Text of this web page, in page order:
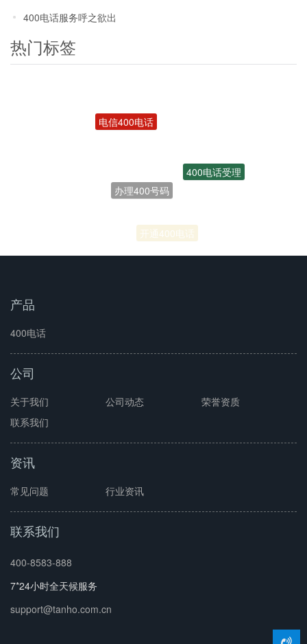
400电话服务呼之欲出
热门标签
开通400电话
联通400电话
400电话受理
电信400电话
产品
400电话
公司
关于我们 公司动态
荣誉资质
联系我们
资讯
常见问题 行业资讯
联系我们
400-8583-888
7*24小时全天候服务
support@tanho.com.cn